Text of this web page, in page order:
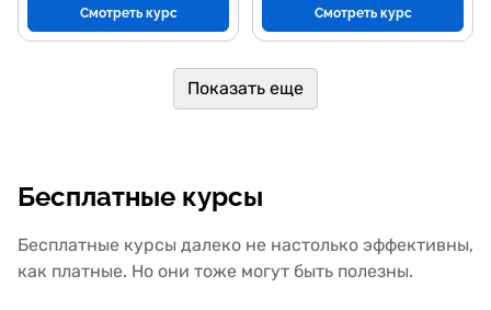
Смотреть курс Смотреть курс
Показать еще
Бесплатные курсы
Бесплатные курсы далеко не настолько эффективны,
как платные. Но они тоже могут быть полезны.